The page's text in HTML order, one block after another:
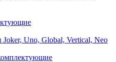
Uno, Global, Vertical, Neo